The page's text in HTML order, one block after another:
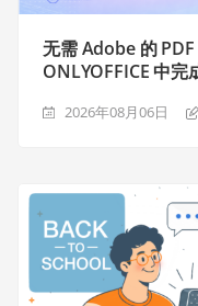
无需 Adobe 的
ONLYOFFICE 中完
2026年08月06日